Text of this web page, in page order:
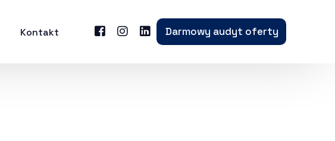
Kontakt Darmowy audyt oferty